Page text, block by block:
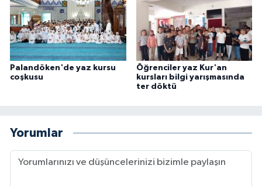
Palandöken'de yaz kursu
coşkusu
Öğrenciler yaz Kur'an
kursları bilgi yarışmasında
ter döktü
Yorumlar